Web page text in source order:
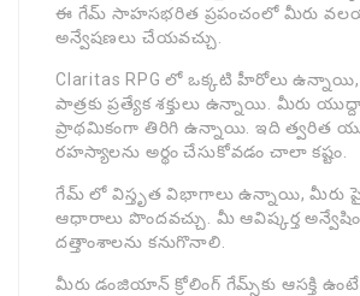
ఈ గేమ్ సాహసభరిత ప్రపంచంలో మీరు
అన్వేషణలు చేయవచ్చు.
Claritas RPG లో ఒక్కటి హీరో‌లు
పాత్రకు ప్రత్యేక శక్తులు ఉన్నాయి. మీరు
ప్రాథమికంగా తిరిగి ఉన్నాయి. ఇది త్వరిత
రహస్యాలను అర్థం చేసుకోవడం చాలా కష్టం.
గేమ్ లో విస్తృత విభాగాలు ఉన్నాయి, మీరు
ఆధారాలు పొందవచ్చు. మీ ఆవిష్కర్త
దత్తాంశాలను కనుగొనాలి.
మీరు డంజియాన్ క్రోలింగ్ గేమ్స్‌కు ఆసక్తి